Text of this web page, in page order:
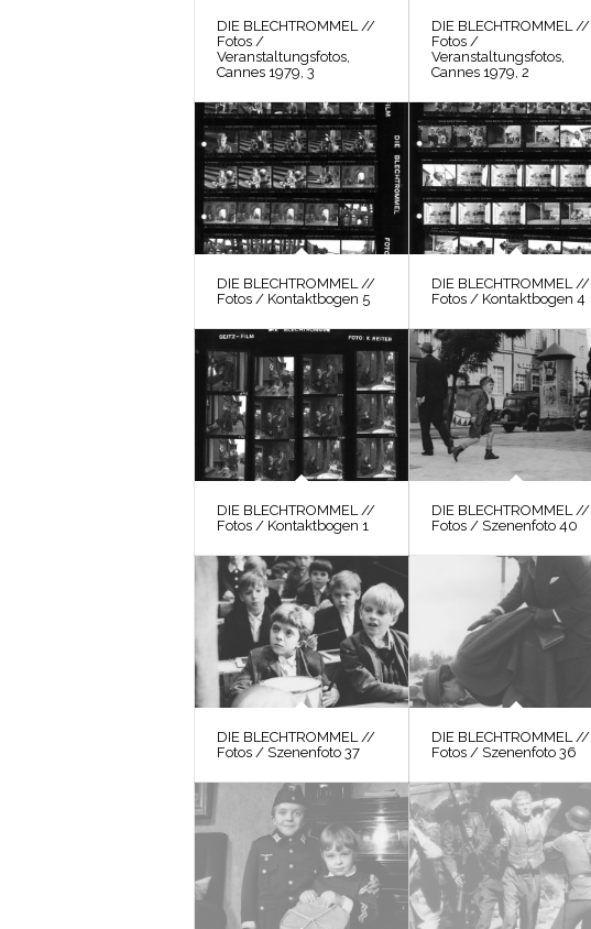
DIE BLECHTROMMEL //
Fotos /
Veranstaltungsfotos,
Cannes 1979, 3
DIE BLECHTROMMEL //
Fotos /
Veranstaltungsfotos,
Cannes 1979, 2
DIE BLECHTROMMEL //
Fotos / Kontaktbogen 5
DIE BLECHTROMMEL //
Fotos / Kontaktbogen 4
DIE BLECHTROMMEL //
Fotos / Kontaktbogen 1
DIE BLECHTROMMEL //
Fotos / Szenenfoto 40
DIE BLECHTROMMEL //
Fotos / Szenenfoto 37
DIE BLECHTROMMEL //
Fotos / Szenenfoto 36